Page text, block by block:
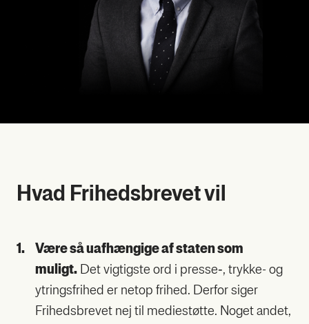
Hvad Fri­heds­bre­vet vil
1.
Være så uaf­hæn­gi­ge af sta­ten som
muligt. Det vig­tig­ste ord i presse‑, tryk­ke- og
ytrings­fri­hed er net­op fri­hed. Der­for siger
Fri­heds­bre­vet nej til medi­e­støt­te. Noget andet,